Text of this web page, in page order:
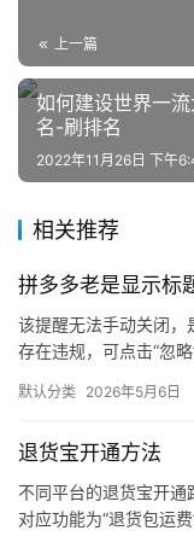
营
跨
境
电
媒
体
社
登录
上一篇
如何建设世界一
名-刷排名
2022年11月26日 下午
相关推荐
拼多多老是显示标
该提醒无法手动关闭，
存在违规，可点击“忽
默认分类 2026年5月6日
退货宝开通方法
不同平台的退货宝开
对应功能为“退货包运